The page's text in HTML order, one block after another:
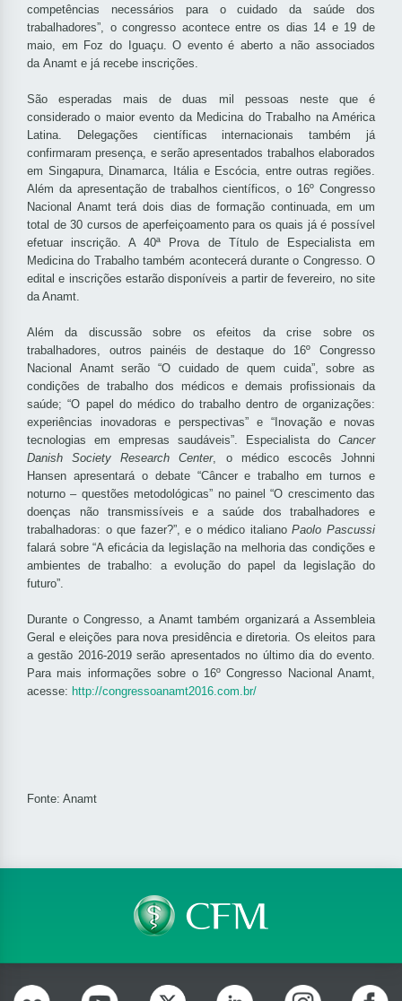
competências necessários para o cuidado da saúde dos
trabalhadores”, o congresso acontece entre os dias 14 e 19 de
maio, em Foz do Iguaçu. O evento é aberto a não associados
da Anamt e já recebe inscrições.
São esperadas mais de duas mil pessoas neste que é
considerado o maior evento da Medicina do Trabalho na América
Latina. Delegações científicas internacionais também já
confirmaram presença, e serão apresentados trabalhos elaborados
em Singapura, Dinamarca, Itália e Escócia, entre outras regiões.
Além da apresentação de trabalhos científicos, o 16º Congresso
Nacional Anamt terá dois dias de formação continuada, em um
total de 30 cursos de aperfeiçoamento para os quais já é possível
efetuar inscrição. A 40ª Prova de Título de Especialista em
Medicina do Trabalho também acontecerá durante o Congresso. O
edital e inscrições estarão disponíveis a partir de fevereiro, no site
da Anamt.
Além da discussão sobre os efeitos da crise sobre os
trabalhadores, outros painéis de destaque do 16º Congresso
Nacional Anamt serão “O cuidado de quem cuida”, sobre as
condições de trabalho dos médicos e demais profissionais da
saúde; “O papel do médico do trabalho dentro de organizações:
experiências inovadoras e perspectivas” e “Inovação e novas
tecnologias em empresas saudáveis”. Especialista do Cancer
Danish Society Research Center, o médico escocês Johnni
Hansen apresentará o debate “Câncer e trabalho em turnos e
noturno – questões metodológicas” no painel “O crescimento das
doenças não transmissíveis e a saúde dos trabalhadores e
trabalhadoras: o que fazer?”, e o médico italianoPaolo Pascussi
falará sobre “A eficácia da legislação na melhoria das condições e
ambientes de trabalho: a evolução do papel da legislação do
futuro”.
Durante o Congresso, a Anamt também organizará a Assembleia
Geral e eleições para nova presidência e diretoria. Os eleitos para
a gestão 2016-2019 serão apresentados no último dia do evento.
Para mais informações sobre o 16º Congresso Nacional Anamt,
acesse: http://congressoanamt2016.com.br/
Fonte: Anamt